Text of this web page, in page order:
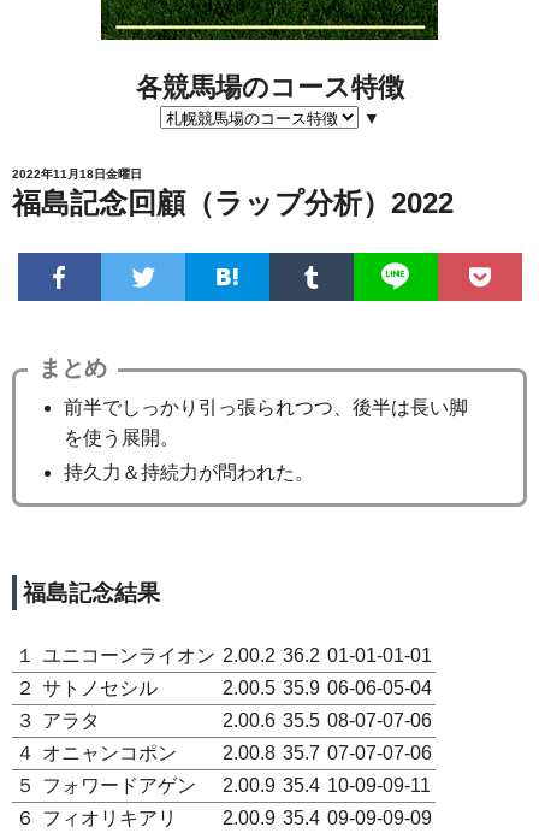
各競馬場のコース特徴
▼
2022年11月18日金曜日
福島記念回顧（ラップ分析）2022
まとめ
前半でしっかり引っ張られつつ、後半は長い脚
を使う展開。
持久力＆持続力が問われた。
福島記念結果
１ ユニコーンライオン 2.00.2 36.2 01-01-01-01
２ サトノセシル 2.00.5 35.9 06-06-05-04
３
アラタ 2.00.6 35.5 08-07-07-06
４ オニャンコポン 2.00.8 35.7 07-07-07-06
５
フォワードアゲン 2.00.9 35.4 10-09-09-11
６
フィオリキアリ 2.00.9 35.4 09-09-09-09